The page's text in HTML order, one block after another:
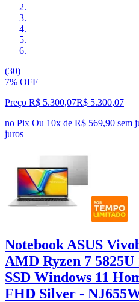
(30)
7% OFF
Preço R$ 5.300,07R$ 5.300,07
no Pix Ou 10x de R$ 569,90 sem
juros
Notebook ASUS
AMD Ryzen 7
SSD Windows 11
FHD Silver -